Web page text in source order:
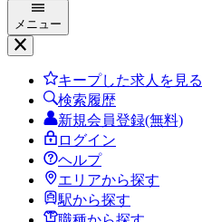
メニュー
キープした求人を見る
検索履歴
新規会員登録(無料)
ログイン
ヘルプ
エリアから探す
駅から探す